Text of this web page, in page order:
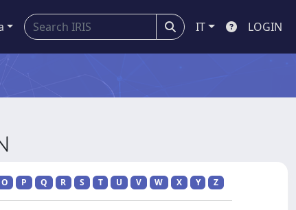
IT LOGIN
O P Q R S T U V W X Y Z